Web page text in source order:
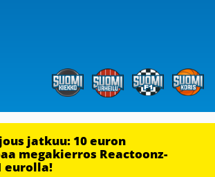
jatkuu: 10 euron
megakierros Reactoonz-
eurolla!